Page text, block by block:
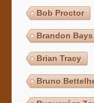
Bob Proctor
Brandon Bays
Brian Tracy
Bruno